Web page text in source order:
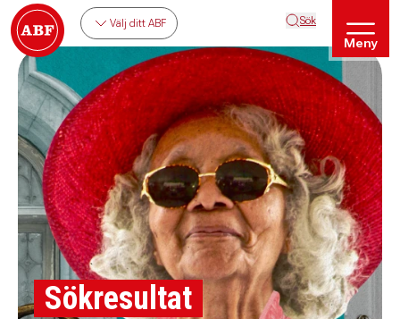
Välj ditt ABF Sök
Meny
Sökresultat